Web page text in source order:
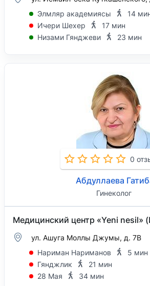
Элмляр академиясы
14
Ичери Шехер
17 мин
Низами Гянджеви
23 мин
0
Абдуллаева
Гинеколог
Медицинский центр «Yeni nesil»
ул. Ашуга Моллы Джумы, д. 7B
Нариман Нариманов
5 мин
Гянджлик
21 мин
28 Мая
34 мин